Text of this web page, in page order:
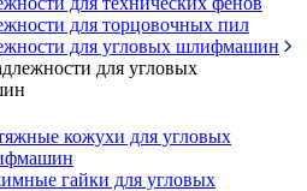
для торцовочных пил
для угловых шлифмашин
для угловых
кожухи для угловых
гайки для угловых